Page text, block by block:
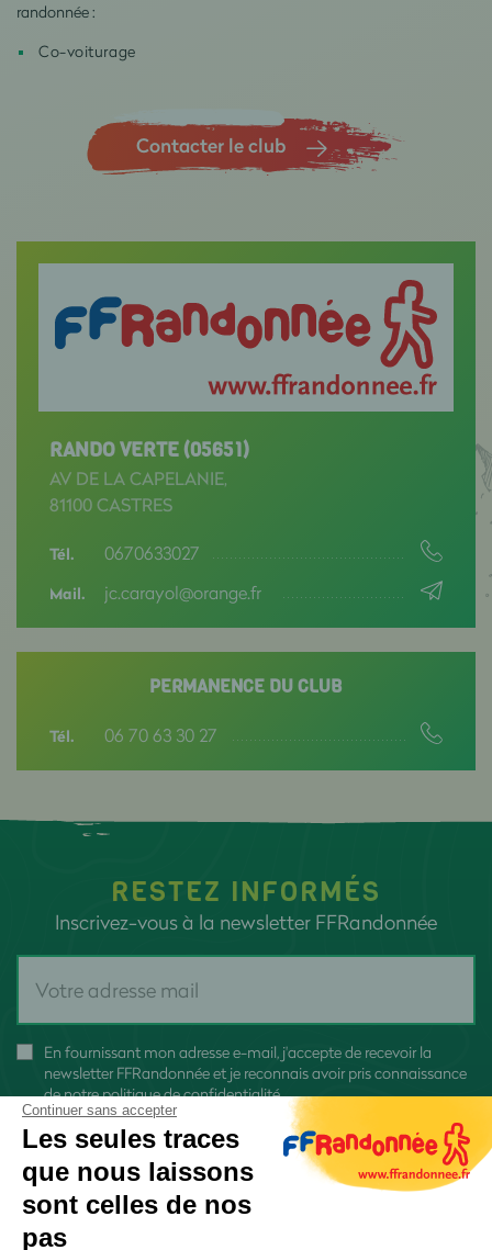
randonnée :
Co-voiturage
Contacter le club
RANDO VERTE (05651)
AV DE LA CAPELANIE,
81100 CASTRES
Tél. 0670633027
Mail. jc.carayol@orange.fr
PERMANENCE DU CLUB
Tél. 06 70 63 30 27
RESTEZ INFORMÉS
Inscrivez-vous à la newsletter FFRandonnée
En fournissant mon adresse e-mail, j'accepte de recevoir la
newsletter FFRandonnée et je reconnais avoir pris connaissance
denotre politique de confidentialité
Continuer sans accepter
Les seules traces
que nous laissons
sont celles de nos
pas